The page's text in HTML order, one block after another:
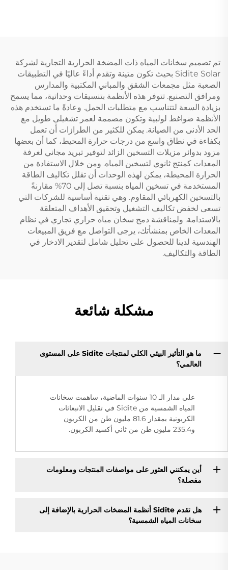
تم تصميم سخانات المياه ذات المضخة الحرارية التجارية لشركة
Sidite Solar بحيث تكون متينة وتقدم أداءً عاليًا في التطبيقات
الصعبة مثل مجمعات الشقق والمباني المكتبية والمدارس
ومرافق التصنيع. تتوفر هذه الأنظمة بتنسيقات وحداتية، مما يسمح
بزيادة السعة لتتناسب مع متطلبات الحمل. وعادةً ما تستخدم هذه
الأنظمة ضواغط لولبية وتكون مصممة لعمر تشغيلي طويل مع
الحد الأدنى من الصيانة. يمكن للكثير من الطرازات أن تعمل
بكفاءة في نطاق واسع من درجات حرارة المحيط، كما أن بعضها
مزود بدوائر مزيلات التسخين الزائد لتوفير تبريد مجاني لغرفة
المعدات كمنتج ثانوي لتسخين المياه. ومن خلال الاستفادة من
الحرارة المحيطة، يمكن لهذه الوحدات أن تقلل تكاليف الطاقة
المستخدمة في تسخين المياه بنسبة تصل إلى 70% مقارنةً
بالتسخين الكهربائي المقاوم. وهي تقنية أساسية للشركات التي
تسعى لخفض تكاليف التشغيل وتحقيق الأهداف المتعلقة
بالاستدامة. ولمناقشة دمج سخان مياه حراري تجاري في نظام
المعدات الخاص بمنشأتك، يرجى التواصل مع فريق المبيعات
الهندسية لدينا للحصول على تحليل شامل لتقدير الادخار في
الطاقة والتكاليف.
مشكلة شائعة
ما هو التأثير البيئي الكلي لمنتجات Sidite على المستوى
العالمي؟
على مدار الـ 10 سنوات الماضية، ساهمت سخانات
المياه الشمسية من Sidite في تقليل الانبعاثات
الكربونية بمقدار 81.6 مليون طن من الكربون
و235.4 مليون طن من ثاني أكسيد الكربون.
أين يمكنني العثور على مواصفات المنتجات ومعلومات
مفصلة؟
هل تقدم Sidite أنظمة المضخات الحرارية بالإضافة إلى
سخانات المياه الشمسية؟